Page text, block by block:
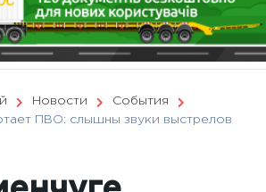
Новости
События
ПВО: слышны звуки выстрелов